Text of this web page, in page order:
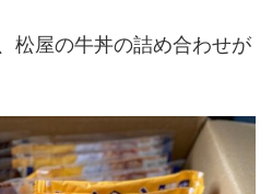
松屋の牛丼の詰め合わせが